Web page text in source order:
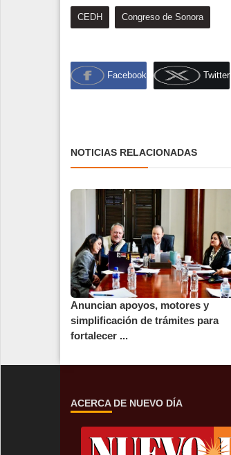
CEDH Congreso de Sonora
Facebook Twitter
NOTICIAS RELACIONADAS
Anuncian apoyos, motores y
simplificación de trámites para
fortalecer ...
ACERCA DE NUEVO DÍA